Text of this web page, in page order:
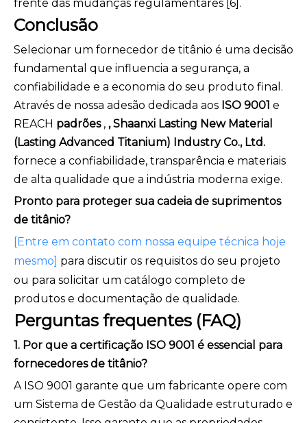
frente das mudanças regulamentares [6].
Conclusão
Selecionar um fornecedor de titânio é uma decisão
fundamental que influencia a segurança, a
confiabilidade e a economia do seu produto final.
Através de nossa adesão dedicada aos ISO 9001 e
REACH padrões , , Shaanxi Lasting New Material
(Lasting Advanced Titanium) Industry Co., Ltd.
fornece a confiabilidade, transparência e materiais
de alta qualidade que a indústria moderna exige.
Pronto para proteger sua cadeia de suprimentos
de titânio?
[Entre em contato com nossa equipe técnica hoje
mesmo] para discutir os requisitos do seu projeto
ou para solicitar um catálogo completo de
produtos e documentação de qualidade.
Perguntas frequentes (FAQ)
1. Por que a certificação ISO 9001 é essencial para
fornecedores de titânio?
A ISO 9001 garante que um fabricante opere com
um Sistema de Gestão da Qualidade estruturado e